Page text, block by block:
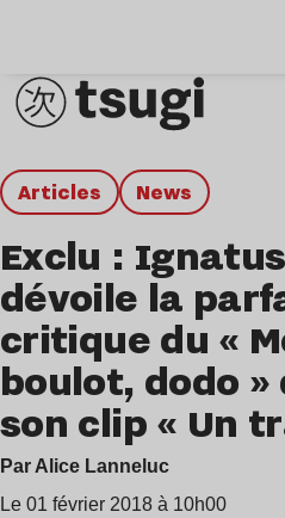
Articles news
Exclu : Ignatus
dévoile la
critique du «
boulot, dodo »
son clip « Un
Par Alice Lanneluc
Le 01 février 2018 à 10h00